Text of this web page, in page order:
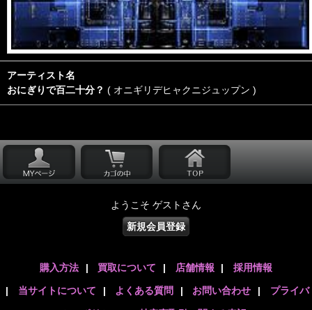
アーティスト名
おにぎりで百二十分？ ( オニギリデヒャクニジュップン )
ようこそ ゲストさん
新規会員登録
購入方法 | 買取について | 店舗情報 | 採用情報
| 当サイトについて | よくある質問 | お問い合わせ | プライバ